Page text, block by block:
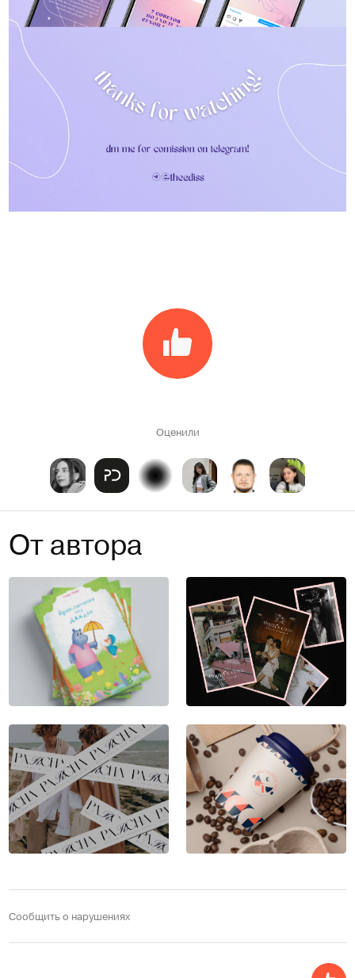
Оценили
От автора
Сообщить о нарушениях